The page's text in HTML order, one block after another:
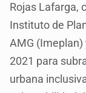
Rojas Lafarga,
Instituto de
AMG
2021 para
urbana